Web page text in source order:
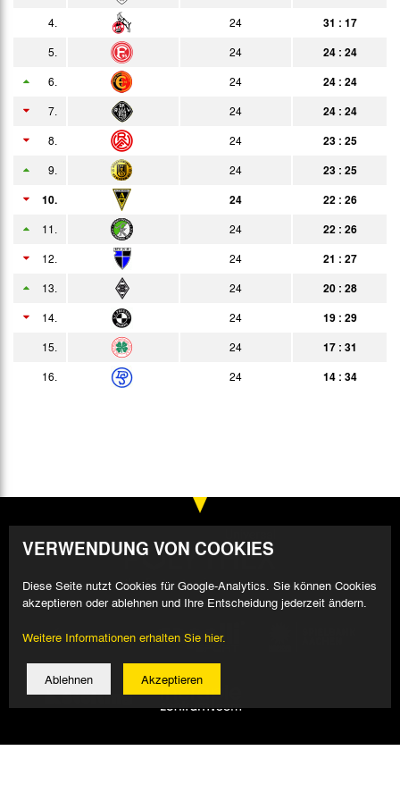
22.04.
Bericht
29.04.
Bericht
13.05.
Bericht
20.05.
Bericht
27.05.
Bericht
10.06.
Bericht
17.06.
Bericht
24.06.
4.
24
31 : 17
5.
24
24 : 24
6.
24
24 : 24
7.
24
24 : 24
8.
24
23 : 25
9.
24
23 : 25
10.
24
22 : 26
11.
24
22 : 26
12.
24
21 : 27
13.
24
20 : 28
14.
24
19 : 29
15.
24
17 : 31
16.
24 14 : 34
VERWENDUNG VON COOKIES
Diese Seite nutzt Cookies für Google-Analytics. Sie können Cookies
akzeptieren oder ablehnen und Ihre Entscheidung jederzeit ändern.
Weitere Informationen erhalten Sie hier.
Ablehnen Akzeptieren